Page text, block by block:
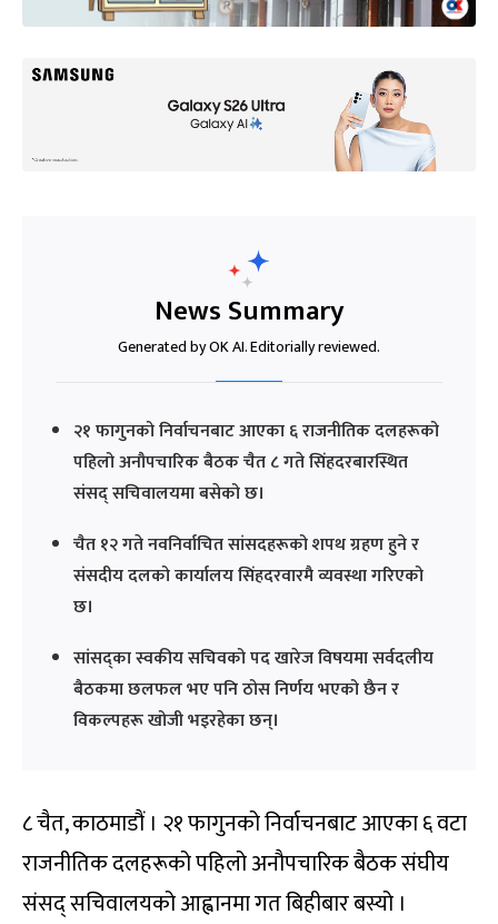
News Summary
Generated by OK AI. Editorially reviewed.
२१ फागुनको निर्वाचनबाट आएका ६ राजनीतिक दलहरूको
पहिलो अनौपचारिक बैठक चैत ८ गते सिंहदरबारस्थित
संसद् सचिवालयमा बसेको छ।
चैत १२ गते नवनिर्वाचित सांसदहरूको शपथ ग्रहण हुने र
संसदीय दलको कार्यालय सिंहदरवारमै व्यवस्था गरिएको
छ।
सांसद्का स्वकीय सचिवको पद खारेज विषयमा सर्वदलीय
बैठकमा छलफल भए पनि ठोस निर्णय भएको छैन र
विकल्पहरू खोजी भइरहेका छन्।
८ चैत, काठमाडौं । २१ फागुनको निर्वाचनबाट आएका ६ वटा
राजनीतिक दलहरूको पहिलो अनौपचारिक बैठक संघीय
संसद् सचिवालयको आह्वानमा गत बिहीबार बस्यो ।